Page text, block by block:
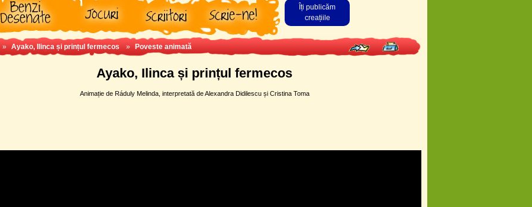
Îți publicăm
creațiile
» Ayako, Ilinca și prințul fermecos » Poveste animată
Ayako, Ilinca și prințul fermecos
Animație de Ráduly Melinda, interpretată de Alexandra Didilescu și Cristina Toma